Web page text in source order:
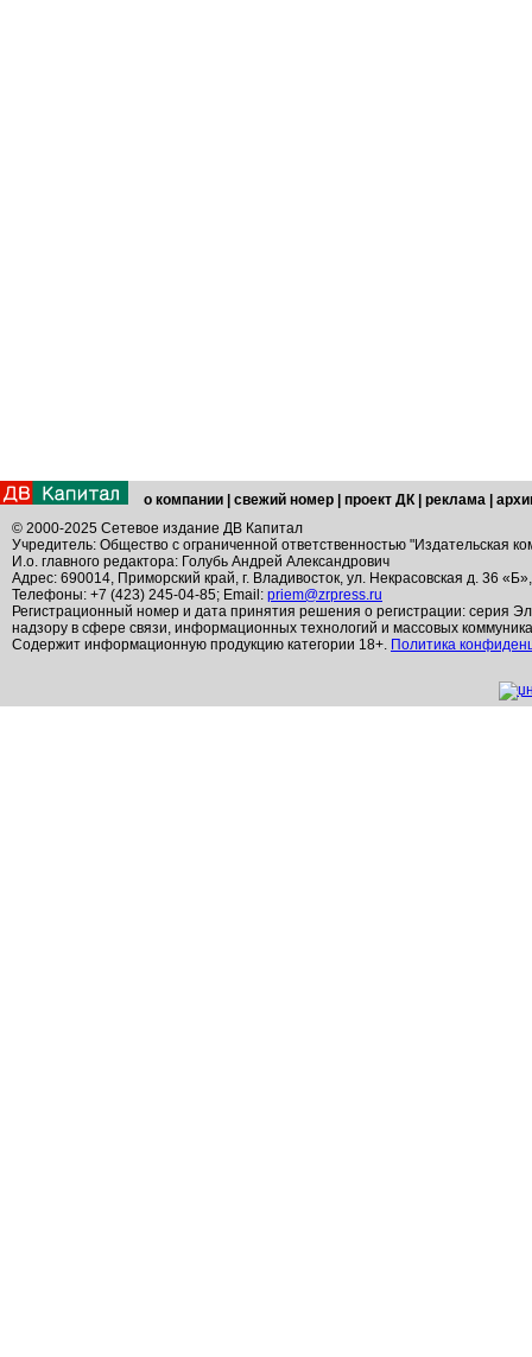
о компании свежий номер проект ДК реклама
© 2000-2025 Сетевое издание ДВ Капитал
Учредитель: Общество с ограниченной ответственностью "Издательская
И.о. главного редактора: Голубь Андрей Александрович
Адрес: 690014, Приморский край, г. Владивосток, ул. Некрасовская д. 36
Телефоны: +7 (423) 245-04-85; Email: priem@zrpress.ru
Регистрационный номер и дата принятия решения о регистрации: серия
надзору в сфере связи, информационных технологий и массовых
Содержит информационную продукцию категории 18+. Политика